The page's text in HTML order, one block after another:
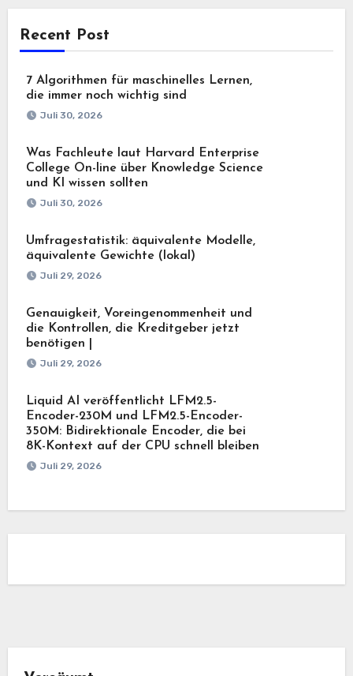
Recent Post
7 Algorithmen für maschinelles Lernen,
die immer noch wichtig sind
Juli 30, 2026
Was Fachleute laut Harvard Enterprise
College On-line über Knowledge Science
und KI wissen sollten
Juli 30, 2026
Umfragestatistik: äquivalente Modelle,
äquivalente Gewichte (lokal)
Juli 29, 2026
Genauigkeit, Voreingenommenheit und
die Kontrollen, die Kreditgeber jetzt
benötigen |
Juli 29, 2026
Liquid AI veröffentlicht LFM2.5-
Encoder-230M und LFM2.5-Encoder-
350M: Bidirektionale Encoder, die bei
8K-Kontext auf der CPU schnell bleiben
Juli 29, 2026